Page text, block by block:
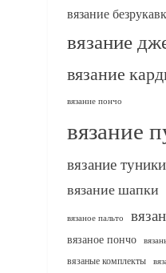
вязание
вязание
вязание
вязание пончо
вязание
вязание туники
вязание шапки
вязаное пальто
вязаное пончо
вязаные комплекты